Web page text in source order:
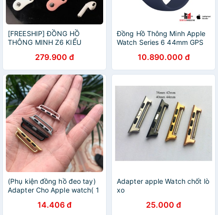
[FREESHIP] ĐỒNG HỒ
THÔNG MINH Z6 KIỂU
279.900 đ
Đồng Hồ Thông Minh Apple
Watch Series 6 44mm GPS
10.890.000 đ
(Phụ kiện đồng hồ đeo tay)
Adapter Cho Apple watch( 1
14.406 đ
Adapter apple Watch chốt lò
xo
25.000 đ